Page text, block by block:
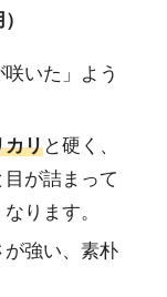
いた」よう
カリと硬く、
目が詰まって
ります。
強い、素朴